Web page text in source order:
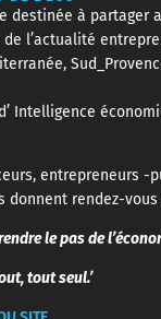
destinée à partager
de l’actualité
Intelligence
entrepreneurs -
donnent rendez-
le pas de
tout seul.’